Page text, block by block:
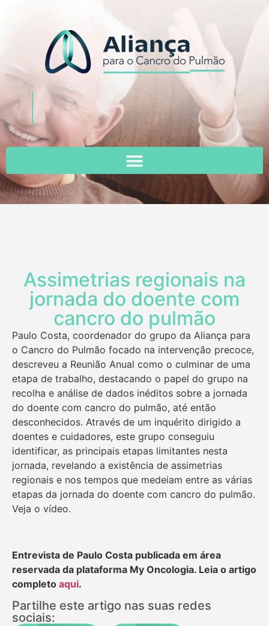
Assimetrias regionais na
jornada do doente com
cancro do pulmão
Paulo Costa, coordenador do grupo da Aliança para
o Cancro do Pulmão focado na intervenção precoce,
descreveu a Reunião Anual como o culminar de uma
etapa de trabalho, destacando o papel do grupo na
recolha e análise de dados inéditos sobre a jornada
do doente com cancro do pulmão, até então
desconhecidos. Através de um inquérito dirigido a
doentes e cuidadores, este grupo conseguiu
identificar, as principais etapas limitantes nesta
jornada, revelando a existência de assimetrias
regionais e nos tempos que medeiam entre as várias
etapas da jornada do doente com cancro do pulmão.
Veja o vídeo.
Entrevista de Paulo Costa publicada em área
reservada da plataforma My Oncologia. Leia o artigo
completo aqui.
Partilhe este artigo nas suas redes
sociais: